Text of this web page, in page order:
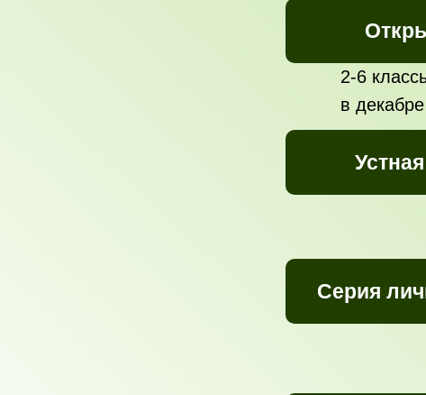
Серия
2-6
в декабре